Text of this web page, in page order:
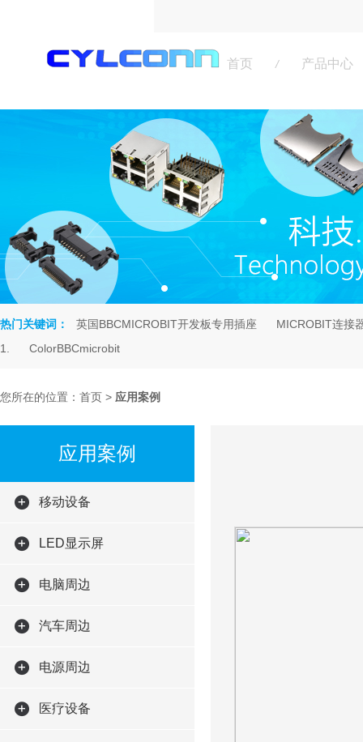
首页 / 产品中心
热门关键词： 英国BBCMICROBIT开发板专用插座
MICROBIT连接
1.
ColorBBCmicrobit
您所在的位置：首页 > 应用案例
应用案例
移动设备
LED显示屏
电脑周边
汽车周边
电源周边
医疗设备